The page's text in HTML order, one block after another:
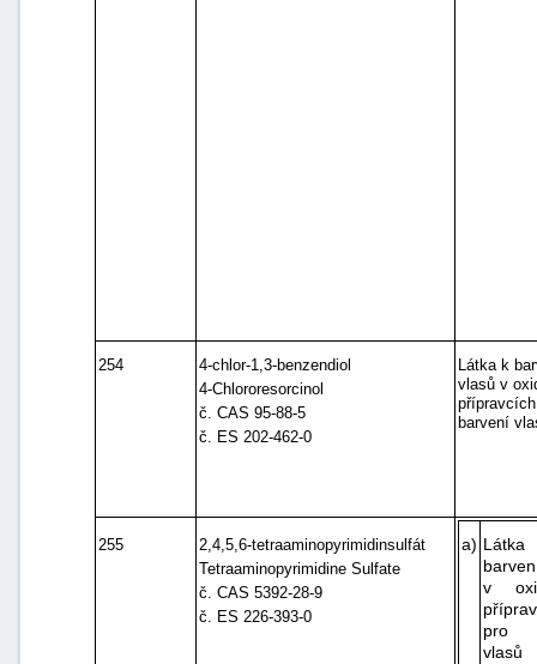
254
4-chlor-1,3-benzendiol
4-Chlororesorcinol
č. CAS 95-88-5
č. ES 202-462-0
Látka k
vlasů v
barvení
255
2,4,5,6-tetraaminopyrimidinsulfát
Tetraaminopyrimidine Sulfate
č. CAS 5392-28-9
č. ES 226-393-0
a)
v
pro
vlasů